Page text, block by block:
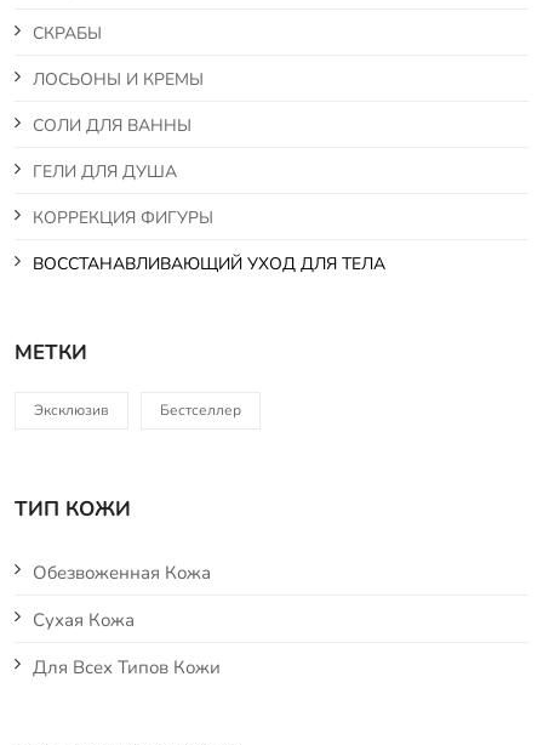
СКРАБЫ
ЛОСЬОНЫ И КРЕМЫ
СОЛИ ДЛЯ ВАННЫ
ГЕЛИ ДЛЯ ДУША
КОРРЕКЦИЯ ФИГУРЫ
ВОССТАНАВЛИВАЮЩИЙ УХОД ДЛЯ ТЕЛА
МЕТКИ
Эксклюзив Бестселлер
ТИП КОЖИ
Обезвоженная Кожа
Сухая Кожа
Для Всех Типов Кожи